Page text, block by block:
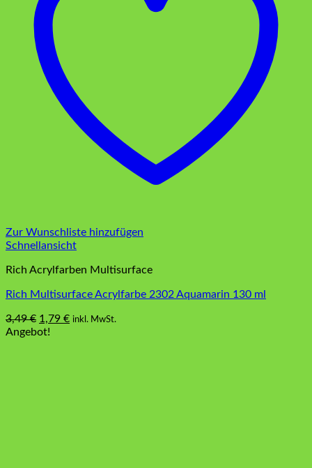
Zur Wunschliste hinzufügen
Schnellansicht
Rich Acrylfarben Multisurface
Rich Multisurface Acrylfarbe 2302 Aquamarin 130 ml
3,49€ Ursprünglicher
Preis
1,79 €Aktueller
inkl. MwSt.
Angebot!